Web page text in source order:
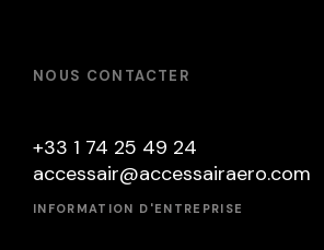
NOUS CONTACTER
+33 1 74 25 49 24
accessair@accessairaero.com
INFORMATION D'ENTREPRISE